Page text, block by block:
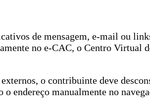
de mensagem, e-mail ou
no e-CAC, o Centro Virtual
o contribuinte deve
endereço manualmente no